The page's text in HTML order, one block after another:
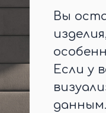
Вы
Если у
данным.